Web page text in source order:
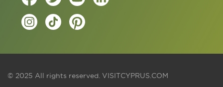
© 2025 All rights reserved. VISITCYPRUS.COM